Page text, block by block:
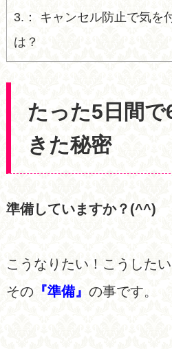
3.
キャンセル防止で気を
は？
たった5日間
きた秘密
準備していますか？(^^)
こうなりたい！こうした
その『準備』 の事です。